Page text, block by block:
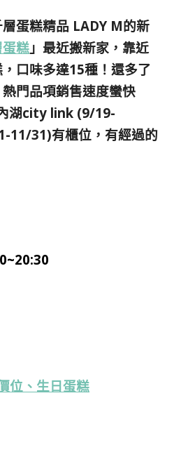
蛋糕精品 LADY M的新
糕 」最近搬新家，靠近
口味多達15種！還多了
門品項銷售速度蠻快
湖city link (9/19-
11/31)有櫃位，有經過的
位、生日蛋糕